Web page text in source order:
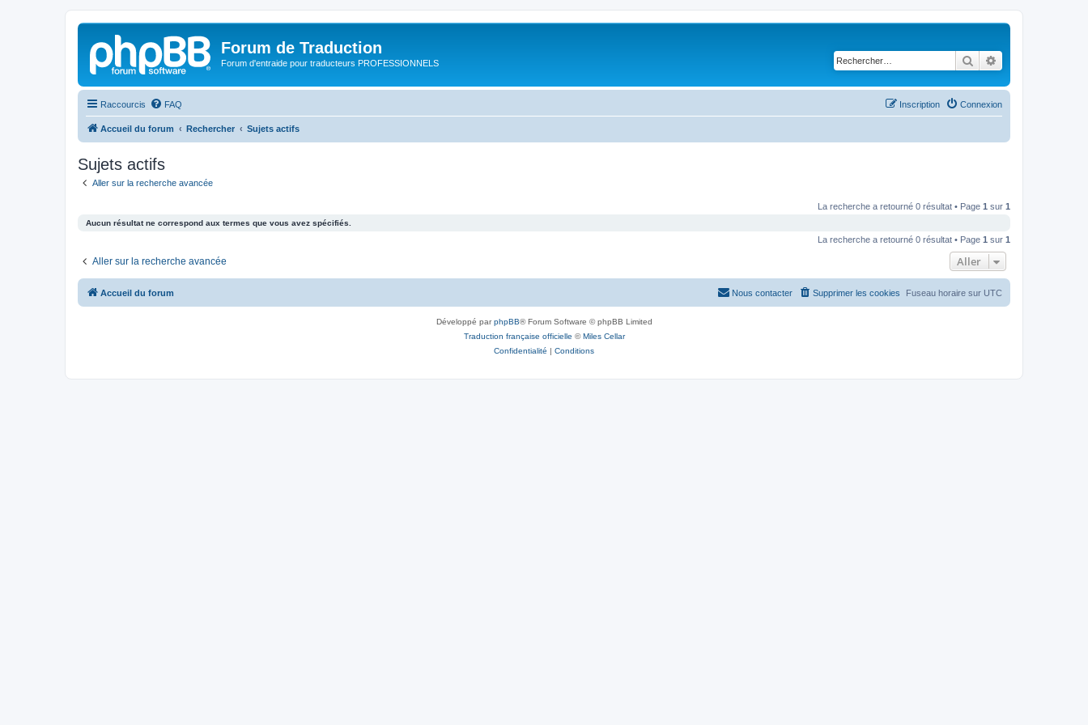
Forum de Traduction
Forum d'entraide pour traducteurs PROFESSIONNELS Rechercher
Raccourcis FAQ Connexion
Inscription
Accueil du forum Rechercher Sujets actifs
Sujets actifs
Aller sur la recherche avancée
La recherche a retourné 0 résultat • Page 1 sur 1
Aucun résultat ne correspond aux termes que vous avez spécifiés.
La recherche a retourné 0 résultat • Page 1 sur 1
Aller sur la recherche avancée Aller
Accueil du forum Fuseau horaire sur UTC
Supprimer les cookies
Nous contacter
Développé parphpBB® Forum Software © phpBB Limited
Traduction française officielle ©Miles Cellar
Confidentialité | Conditions